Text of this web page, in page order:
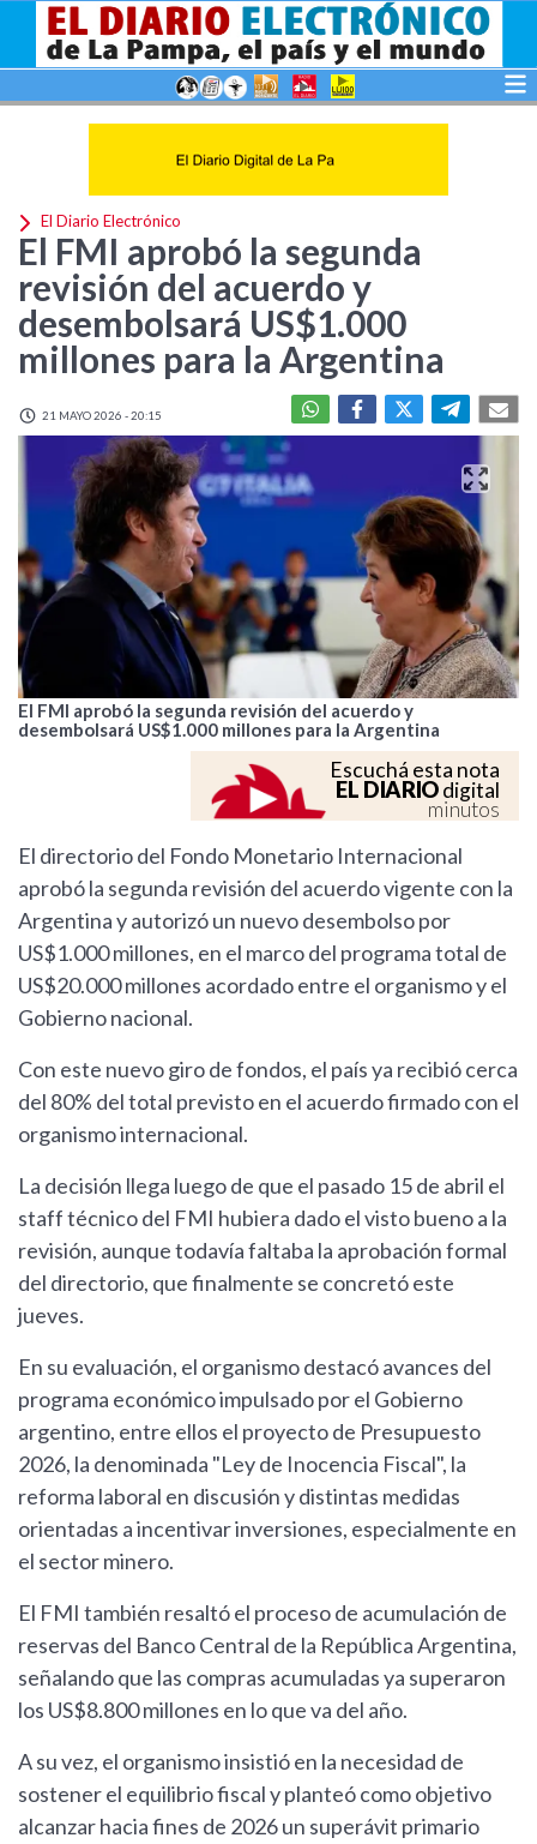
El Diario Electrónico
El FMI aprobó la segunda
revisión del acuerdo y
desembolsará US$1.000
millones para la Argentina
21 MAYO 2026 - 20:15
El FMI aprobó la segunda revisión del acuerdo y
desembolsará US$1.000 millones para la Argentina
Escuchá esta nota
EL DIARIOdigital
minutos
El directorio del Fondo Monetario Internacional
aprobó la segunda revisión del acuerdo vigente con la
Argentina y autorizó un nuevo desembolso por
US$1.000 millones, en el marco del programa total de
US$20.000 millones acordado entre el organismo y el
Gobierno nacional.
Con este nuevo giro de fondos, el país ya recibió cerca
del 80% del total previsto en el acuerdo firmado con el
organismo internacional.
La decisión llega luego de que el pasado 15 de abril el
staff técnico del FMI hubiera dado el visto bueno a la
revisión, aunque todavía faltaba la aprobación formal
del directorio, que finalmente se concretó este
jueves.
En su evaluación, el organismo destacó avances del
programa económico impulsado por el Gobierno
argentino, entre ellos el proyecto de Presupuesto
2026, la denominada "Ley de Inocencia Fiscal", la
reforma laboral en discusión y distintas medidas
orientadas a incentivar inversiones, especialmente en
el sector minero.
El FMI también resaltó el proceso de acumulación de
reservas del Banco Central de la República Argentina,
señalando que las compras acumuladas ya superaron
los US$8.800 millones en lo que va del año.
A su vez, el organismo insistió en la necesidad de
sostener el equilibrio fiscal y planteó como objetivo
alcanzar hacia fines de 2026 un superávit primario